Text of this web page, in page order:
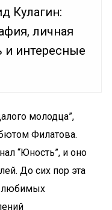
Кулагин:
личная
и интересные
молодца”,
Филатова.
“Юность”, и оно
До сих пор эта
любимых